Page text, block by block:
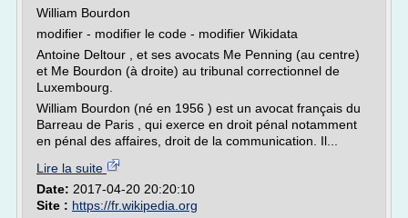
William Bourdon
modifier - modifier le code - modifier Wikidata
Antoine Deltour , et ses avocats Me Penning (au centre)
et Me Bourdon (à droite) au tribunal correctionnel de
Luxembourg.
William Bourdon (né en 1956 ) est un avocat français du
Barreau de Paris , qui exerce en droit pénal notamment
en pénal des affaires, droit de la communication. Il...
Lire la suite
Date: 2017-04-20 20:20:10
Site : https://fr.wikipedia.org